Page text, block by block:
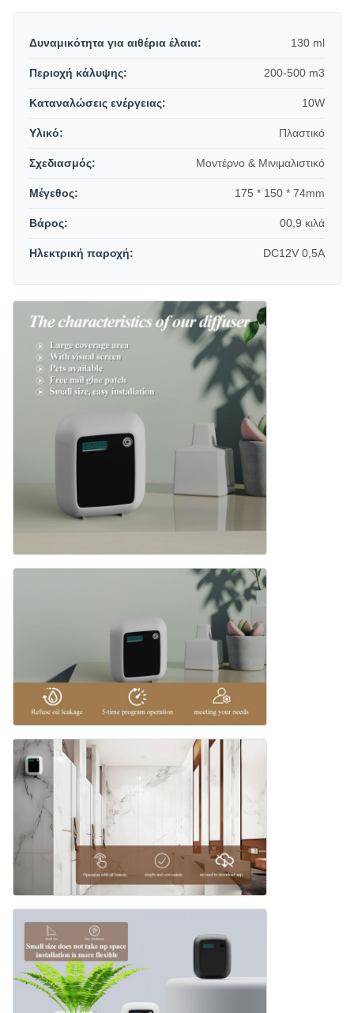
Δυναμικότητα για αιθέρια έλαια: 130 ml
Περιοχή κάλυψης: 200-500 m3
Καταναλώσεις ενέργειας: 10W
Υλικό: Πλαστικό
Σχεδιασμός: Μοντέρνο & Μινιμαλιστικό
Μέγεθος: 175 * 150 * 74mm
Βάρος: 00,9 κιλά
Ηλεκτρική παροχή: DC12V 0,5A